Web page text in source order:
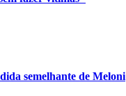
semelhante de Meloni